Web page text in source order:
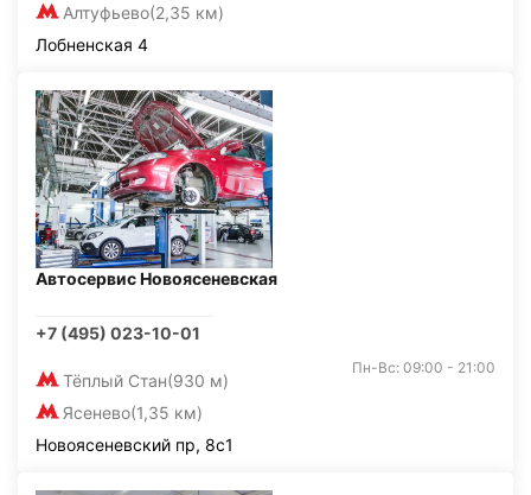
Алтуфьево(2,35 км)
Лобненская 4
Автосервис Новоясеневская
+7 (495) 023-10-01
Тёплый Стан(930 м)
Ясенево(1,35 км)
Пн-Вс: 09:00 - 21:00
Новоясеневский пр, 8с1